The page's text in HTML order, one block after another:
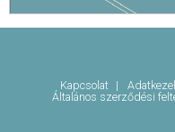
Kapcsolat
Általános szerződési